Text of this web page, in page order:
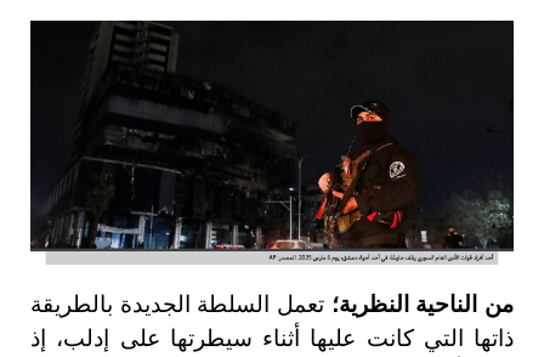
من الناحية النظرية؛ تعمل السلطة الجديدة بالطريقة
ذاتها التي كانت عليها أثناء سيطرتها على إدلب، إذ